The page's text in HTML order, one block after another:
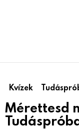
Kvízek
Mérettesd